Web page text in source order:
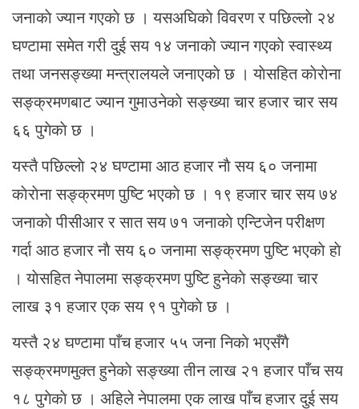
जनाकाे ज्यान गएकाे छ । यसअघिकाे विवरण र पछिल्लाे २४
घण्टामा समेत गरी दुई सय १४ जनाकाे ज्यान गएकाे स्वास्थ्य
तथा जनसङ्ख्या मन्त्रालयले जनाएकाे छ । याेसहित काेराेना
सङ्क्रमणबाट ज्यान गुमाउनेकाे सङ्ख्या चार हजार चार सय
६६ पुगेकाे छ ।
यस्तै पछिल्लाे २४ घण्टामा आठ हजार नाै सय ६० जनामा
काेराेना सङ्क्रमण पुष्टि भएकाे छ । १९ हजार चार सय ७४
जनाकाे पीसीआर र सात सय ७१ जनाकाे एन्टिजेन परीक्षण
गर्दा आठ हजार नाै सय ६० जनामा सङ्क्रमण पुष्टि भएकाे हाे
। याेसहित नेपालमा सङ्क्रमण पुष्टि हुनेकाे सङ्ख्या चार
लाख ३१ हजार एक सय ९१ पुगेकाे छ ।
यस्तै २४ घण्टामा पाँच हजार ५५ जना निकाे भएसँगै
सङ्क्रमणमुक्त हुनेकाे सङ्ख्या तीन लाख २१ हजार पाँच सय
१८ पुगेकाे छ । अहिले नेपालमा एक लाख पाँच हजार दुई सय